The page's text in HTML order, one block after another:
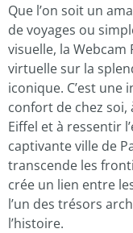
Que l’on soit un
de voyages ou
visuelle, la
virtuelle sur la
iconique. C’est
confort de chez
Eiffel et à ressentir
captivante ville de
transcende les
crée un lien entre
l’un des trésors
l’histoire.